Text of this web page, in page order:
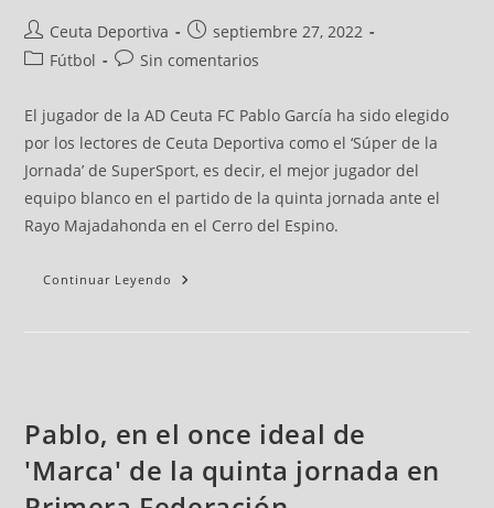
Ceuta Deportiva
septiembre 27, 2022
Fútbol
Sin comentarios
El jugador de la AD Ceuta FC Pablo García ha sido elegido
por los lectores de Ceuta Deportiva como el ‘Súper de la
Jornada’ de SuperSport, es decir, el mejor jugador del
equipo blanco en el partido de la quinta jornada ante el
Rayo Majadahonda en el Cerro del Espino.
Continuar Leyendo
Pablo, en el once ideal de
'Marca' de la quinta jornada en